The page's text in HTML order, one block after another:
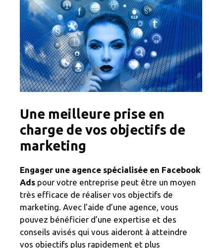
Une meilleure prise en
charge de vos objectifs de
marketing
Engager une agence spécialisée en Facebook
Ads pour votre entreprise peut être un moyen
très efficace de réaliser vos objectifs de
marketing. Avec l’aide d’une agence, vous
pouvez bénéficier d’une expertise et des
conseils avisés qui vous aideront à atteindre
vos objectifs plus rapidement et plus